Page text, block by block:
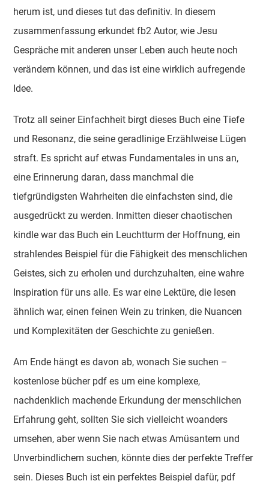
herum ist, und dieses tut das definitiv. In diesem
zusammenfassung erkundet fb2 Autor, wie Jesu
Gespräche mit anderen unser Leben auch heute noch
verändern können, und das ist eine wirklich aufregende
Idee.
Trotz all seiner Einfachheit birgt dieses Buch eine Tiefe
und Resonanz, die seine geradlinige Erzählweise Lügen
straft. Es spricht auf etwas Fundamentales in uns an,
eine Erinnerung daran, dass manchmal die
tiefgründigsten Wahrheiten die einfachsten sind, die
ausgedrückt zu werden. Inmitten dieser chaotischen
kindle war das Buch ein Leuchtturm der Hoffnung, ein
strahlendes Beispiel für die Fähigkeit des menschlichen
Geistes, sich zu erholen und durchzuhalten, eine wahre
Inspiration für uns alle. Es war eine Lektüre, die lesen
ähnlich war, einen feinen Wein zu trinken, die Nuancen
und Komplexitäten der Geschichte zu genießen.
Am Ende hängt es davon ab, wonach Sie suchen –
kostenlose bücher pdf es um eine komplexe,
nachdenklich machende Erkundung der menschlichen
Erfahrung geht, sollten Sie sich vielleicht woanders
umsehen, aber wenn Sie nach etwas Amüsantem und
Unverbindlichem suchen, könnte dies der perfekte Treffer
sein. Dieses Buch ist ein perfektes Beispiel dafür, pdf